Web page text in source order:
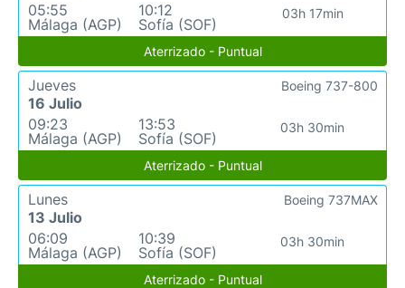
05:55
Málaga (AGP)
10:12
Sofía (SOF)
03h 17min
Aterrizado - Puntual
Jueves
16 Julio
09:23
Málaga (AGP)
13:53
Sofía (SOF)
03h 30min
Boeing 737-800
Aterrizado - Puntual
Lunes
13 Julio
06:09
Málaga (AGP)
10:39
Sofía (SOF)
03h 30min
Boeing 737MAX
Aterrizado - Puntual